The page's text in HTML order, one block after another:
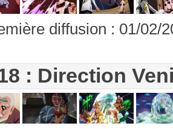
diffusion : 01/02/
: Direction